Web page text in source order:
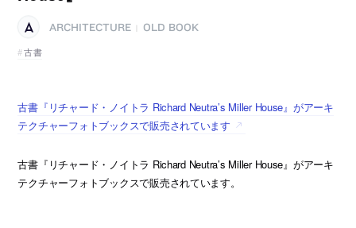
ARCHITECTURE
OLD BOOK
古書
古書『リチャード・ノイトラ Richard Neutra’s Miller House』がアーキ
テクチャーフォトブックスで販売されています
古書『リチャード・ノイトラ Richard Neutra’s Miller House』がアーキ
テクチャーフォトブックスで販売されています。